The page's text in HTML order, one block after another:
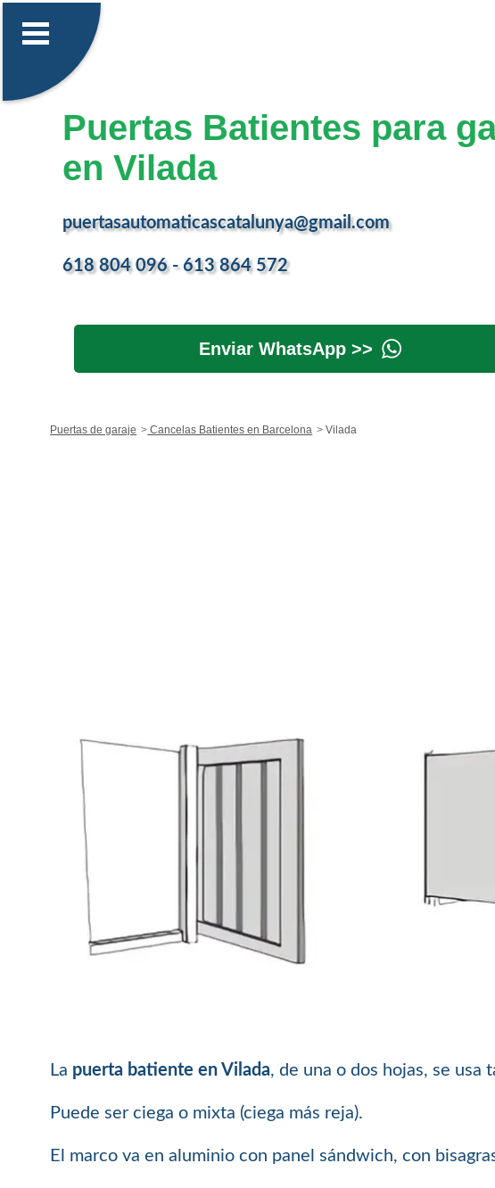
Puertas Batientes para
en Vilada
puertasautomaticascatalunya@gmail.com
618 804 096 - 613 864 572
Enviar WhatsApp >>
Puertas de garaje Cancelas Batientes en Barcelona Vilada
La puerta batiente en Vilada, de una o dos hojas, se
Puede ser ciega o mixta (ciega más reja).
El marco va en aluminio con panel sándwich, con